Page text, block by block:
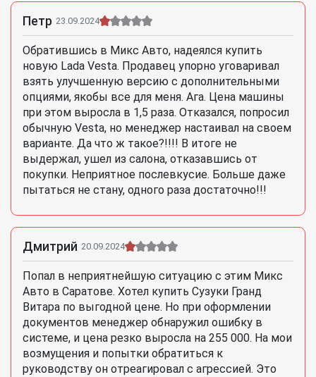
Петр 23.09.2024
Обратившись в Микс Авто, надеялся купить
новую Lada Vesta. Продавец упорно уговаривал
взять улучшенную версию с дополнительными
опциями, якобы все для меня. Ага. Цена машины
при этом выросла в 1,5 раза. Отказался, попросил
обычную Vesta, но менеджер настаивал на своем
варианте. Да что ж такое?!!!! В итоге не
выдержал, ушел из салона, отказавшись от
покупки. Неприятное послевкусие. Больше даже
пытаться не стану, одного раза достаточно!!!
Дмитрий 20.09.2024
Попал в неприятнейшую ситуацию с этим Микс
Авто в Саратове. Хотел купить Сузуки Гранд
Витара по выгодной цене. Но при оформлении
документов менеджер обнаружил ошибку в
системе, и цена резко выросла на 255 000. На мои
возмущения и попытки обратиться к
руководству он отреагировал с агрессией. Это